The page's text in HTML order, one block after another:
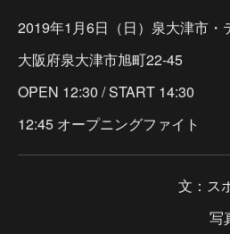
2019年1月6日（日）泉大津市・
大阪府泉大津市旭町22-45
OPEN 12:30 / START 14:30
12:45 オープニングファイト
文：ス
写